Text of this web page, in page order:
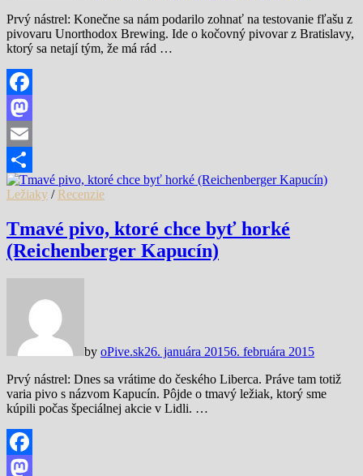
Prvý nástrel: Konečne sa nám podarilo zohnať na testovanie fľašu z
pivovaru Unorthodox Brewing. Ide o kočovný pivovar z Bratislavy,
ktorý sa netají tým, že má rád …
Facebook
Mastodon
Email
Share
Ležiaky / Recenzie
Tmavé pivo, ktoré chce byť horké
(Reichenberger Kapucín)
by oPive.sk26. januára 20156. februára 2015
Prvý nástrel: Dnes sa vrátime do českého Liberca. Práve tam totiž
varia pivo s názvom Kapucín. Pôjde o tmavý ležiak, ktorý sme
kúpili počas špeciálnej akcie v Lidli. …
Facebook